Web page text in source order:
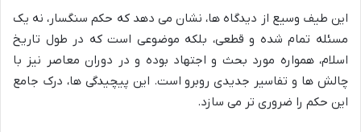
این طیف وسیع از دیدگاه ها، نشان می دهد که حکم سنگسار، نه یک
مسئله تمام شده و قطعی، بلکه موضوعی است که در طول تاریخ
اسلام، همواره مورد بحث و اجتهاد بوده و در دوران معاصر نیز با
چالش ها و تفاسیر جدیدی روبرو است. این پیچیدگی ها، درک جامع
این حکم را ضروری تر می سازد.